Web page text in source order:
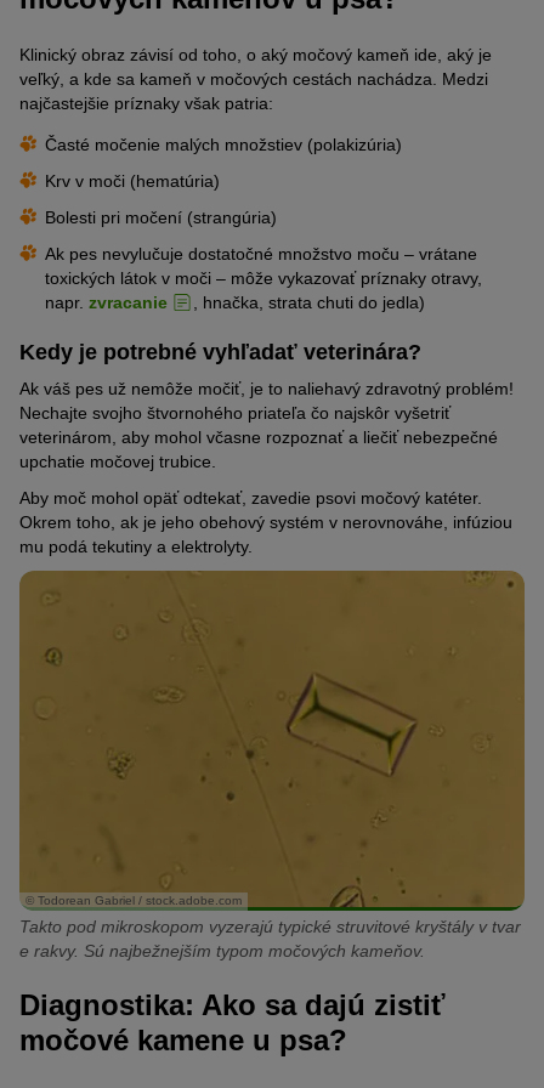
hromadeniu toxických látok v tele.
buldogy
a novofunlandské psy ochorejú častejšie.
prijíma veľa potravy bohatej na kremičitany.
Vo všeobecnosti sa však môžu vyskytnúť aj zmiešané formy. V
takom prípade je vhodné dať kamene vyšetriť v špeciálnom
laboratóriu.
Klinický obraz závisí od toho, o aký močový kameň ide, aký je
veľký, a kde sa kameň v močových cestách nachádza. Medzi
najčastejšie príznaky však patria:
Časté močenie malých množstiev (polakizúria)
Krv v moči (hematúria)
Bolesti pri močení (strangúria)
Ak pes nevylučuje dostatočné množstvo moču – vrátane
toxických látok v moči – môže vykazovať príznaky otravy,
napr. zvracanie , hnačka, strata chuti do jedla)
Kedy je potrebné vyhľadať veterinára?
Ak váš pes už nemôže močiť, je to naliehavý zdravotný problém!
Nechajte svojho štvornohého priateľa čo najskôr vyšetriť
veterinárom, aby mohol včasne rozpoznať a liečiť nebezpečné
upchatie močovej trubice.
Aby moč mohol opäť odtekať, zavedie psovi močový katéter.
Okrem toho, ak je jeho obehový systém v nerovnováhe, infúziou
mu podá tekutiny a elektrolyty.
© Todorean Gabriel / stock.adobe.com
Takto pod mikroskopom vyzerajú typické struvitové kryštály v tvar
e rakvy. Sú najbežnejším typom močových kameňov.
Diagnostika: Ako sa dajú zistiť
močové kamene u psa?